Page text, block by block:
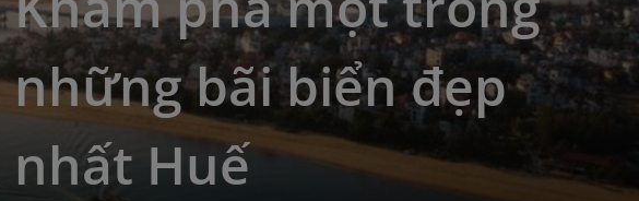
những bãi biển đẹp
nhất Huế